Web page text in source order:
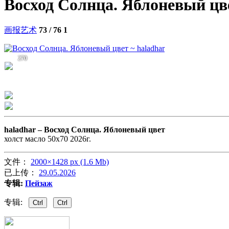
Восход Солнца. Яблоневый
画报艺术 73 / 76 1
270
haladhar –Восход Солнца. Яблоневый цвет
холст масло 50х70 2026г.
文件： 2000×1428 px (1.6 Mb)
已上传： 29.05.2026
专辑: Пейзаж
专辑: Ctrl Ctrl